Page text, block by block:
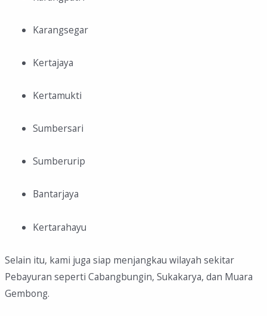
Karangsegar
Kertajaya
Kertamukti
Sumbersari
Sumberurip
Bantarjaya
Kertarahayu
Selain itu, kami juga siap menjangkau wilayah sekitar
Pebayuran seperti Cabangbungin, Sukakarya, dan Muara
Gembong.